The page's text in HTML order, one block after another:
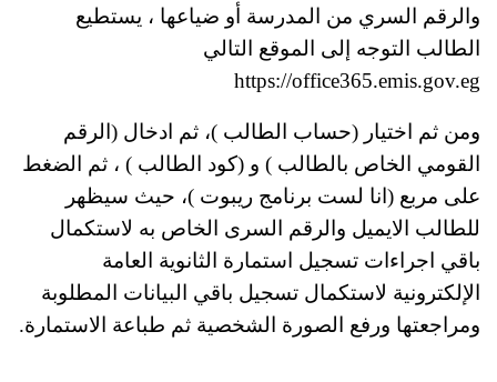
والرقم السري من المدرسة أو ضياعها ، يستطيع
الطالب التوجه إلى الموقع التالي
https://office365.emis.gov.eg
ومن ثم اختيار (حساب الطالب )، ثم ادخال (الرقم
القومي الخاص بالطالب ) و (كود الطالب ) ، ثم الضغط
على مربع (انا لست برنامج ريبوت )، حيث سيظهر
للطالب الايميل والرقم السرى الخاص به لاستكمال
باقي اجراءات تسجيل استمارة الثانوية العامة
الإلكترونية لاستكمال تسجيل باقي البيانات المطلوبة
ومراجعتها ورفع الصورة الشخصية ثم طباعة الاستمارة.